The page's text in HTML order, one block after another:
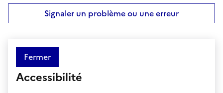
Signaler un problème ou une erreur
Fermer
Accessibilité